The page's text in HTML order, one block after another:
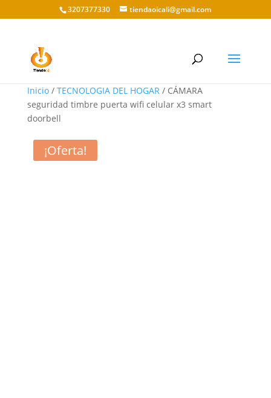
3207377330 tiendaoicali@gmail.com
Inicio/ TECNOLOGIA DEL HOGAR/ CÁMARA
seguridad timbre puerta wifi celular x3 smart
doorbell
¡Oferta!